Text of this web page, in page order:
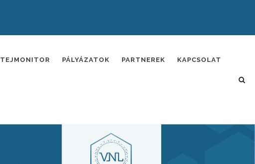
TEJMONITOR PÁLYÁZATOK PARTNEREK KAPCSOLAT